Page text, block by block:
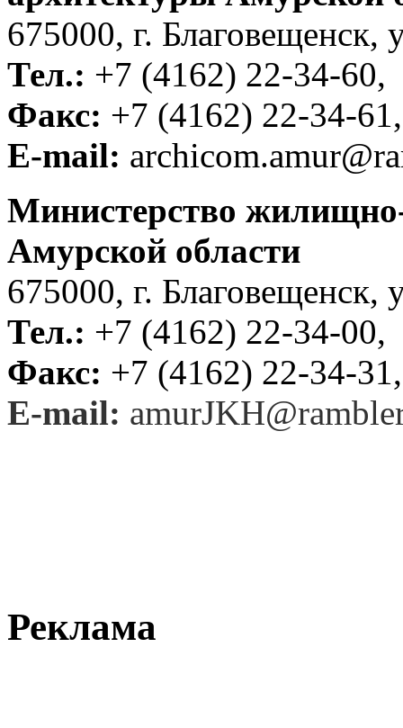
675000, г. Благовещенск,
Тел.: +7 (4162) 22-34-60,
Факс: +7 (4162) 22-34-61,
E-mail:
Министерство
Амурской области
675000, г. Благовещенск,
Тел.: +7 (4162) 22-34-00,
Факс: +7 (4162) 22-34-31,
E-mail:
Реклама